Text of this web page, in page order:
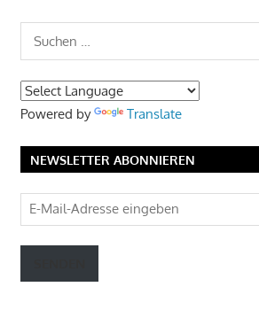
Powered by Translate
NEWSLETTER ABONNIEREN
E-
Mail-
Adresse